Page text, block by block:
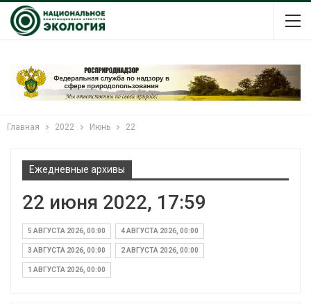
Главная 2022 Июнь 22
Ежедневные архивы
22 июня 2022, 17:59
5 АВГУСТА 2026, 00:00 4 АВГУСТА 2026, 00:00
3 АВГУСТА 2026, 00:00 2 АВГУСТА 2026, 00:00
1 АВГУСТА 2026, 00:00